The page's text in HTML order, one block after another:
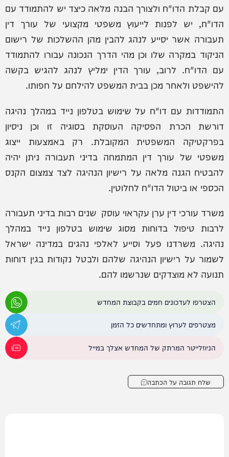
עם קבלת הדו"ח ולצורך הבנה מלאה כיצד יש להתמודד עם
הדו"ח, יש לפנות לייעוץ משפטי מקצועי של עורך דין
תעבורה אשר יסייע לנהג להבין מהן ההשלכות של רישום
הניקוד במקרה שלו וכן מהי הדרך הנכונה עבורו להתמודד
עם הדו"ח. לרוב, עורך הדין ימליץ לנהג להגיש בקשה
להישפט ולאחר מכן בבית המשפט להילחם על חפותו.
התמודדות עם דו"ח על שימוש בטלפון נייד במהלך נהיגה
דורשת הכרת הפסיקה העוסקת בסוגיה זו וכן ניסיון
בפרקטיקה המשפטית המקובלת. רק באמצעות ייצוג
משפטי של עורך דין המתמחה בדיני תעבורה ניתן יהיה
להבטיח הגנה מלאה על רישיון הנהיגה לצד צמצום הקנס
הכספי או ביטול הדו"ח לחלוטין.
משרד עורכי דין ערן עקראוי עוסק שנים רבות בדיני תעבורה
לרבות טיפול בדוחות מסוג שימוש בטלפון נייד במהלך
נהיגה. משרדנו פעל וסייע לאלפי נהגים במדינה ישראל
לשמור על רישיון הנהיגה שלהם ולבטל נקודות בגין דוחות
תנועה לא מוצדקים שנרשמו להם.
הצטרפו לעדכונים חמים בקבוצת המחדש
מצטרפים לערוץ ומתחדשים כל הזמן
הניוזלייטר המרתק של המחדש אצלך במייל
שלח תגובה על הכתבה